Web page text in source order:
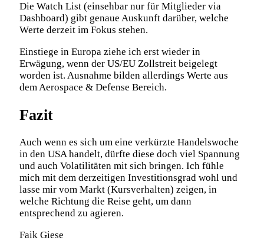
Die Watch List (einsehbar nur für Mitglieder via
Dashboard) gibt genaue Auskunft darüber, welche
Werte derzeit im Fokus stehen.
Einstiege in Europa ziehe ich erst wieder in
Erwägung, wenn der US/EU Zollstreit beigelegt
worden ist. Ausnahme bilden allerdings Werte aus
dem Aerospace & Defense Bereich.
Fazit
Auch wenn es sich um eine verkürzte Handelswoche
in den USA handelt, dürfte diese doch viel Spannung
und auch Volatilitäten mit sich bringen. Ich fühle
mich mit dem derzeitigen Investitionsgrad wohl und
lasse mir vom Markt (Kursverhalten) zeigen, in
welche Richtung die Reise geht, um dann
entsprechend zu agieren.
Faik Giese